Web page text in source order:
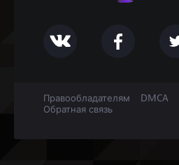
Правообладателям DMCA
Обратная связь